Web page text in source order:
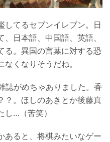
してるセブンイレブン。日
日本語、中国語、英語、
る。異国の言葉に対する恐
くなりそうだね。
誌がめちゃありました。香
？。ほしのあきとか後藤真
し…（苦笑）
あると、将棋みたいなゲー